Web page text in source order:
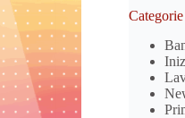
Categorie